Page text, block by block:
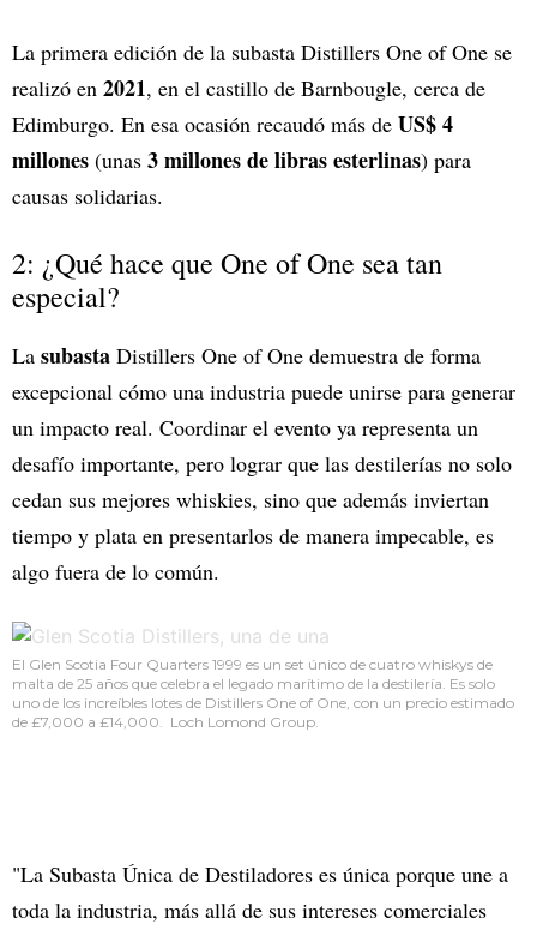
La primera edición de la subasta Distillers One of One se
realizó en 2021, en el castillo de Barnbougle, cerca de
Edimburgo. En esa ocasión recaudó más de US$ 4
millones (unas 3 millones de libras esterlinas) para
causas solidarias.
2: ¿Qué hace que One of One sea tan
especial?
La subasta Distillers One of One demuestra de forma
excepcional cómo una industria puede unirse para generar
un impacto real. Coordinar el evento ya representa un
desafío importante, pero lograr que las destilerías no solo
cedan sus mejores whiskies, sino que además inviertan
tiempo y plata en presentarlos de manera impecable, es
algo fuera de lo común.
El Glen Scotia Four Quarters 1999 es un set único de cuatro whiskys de
malta de 25 años que celebra el legado marítimo de la destilería. Es solo
uno de los increíbles lotes de Distillers One of One, con un precio estimado
de £7,000 a £14,000. Loch Lomond Group.
"La Subasta Única de Destiladores es única porque une a
toda la industria, más allá de sus intereses comerciales